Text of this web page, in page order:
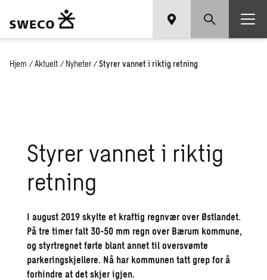
Hjem / Aktuelt / Nyheter / Styrer vannet i riktig retning
Styrer vannet i riktig
retning
I august 2019 skylte et kraftig regnvær over Østlandet.
På tre timer falt 30-50 mm regn over Bærum kommune,
og styrtregnet førte blant annet til oversvømte
parkeringskjellere. Nå har kommunen tatt grep for å
forhindre at det skjer igjen.